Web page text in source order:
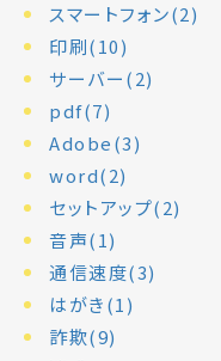
スマートフォン(2)
印刷(10)
サーバー(2)
pdf(7)
Adobe(3)
word(2)
セットアップ(2)
音声(1)
通信速度(3)
はがき(1)
詐欺(9)